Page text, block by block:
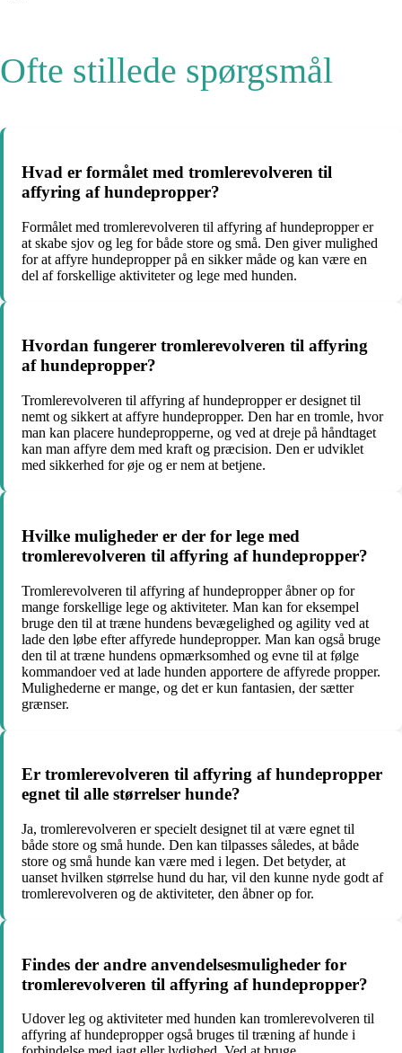
Ofte stillede spørgsmål
Hvad er formålet med tromlerevolveren til
affyring af hundepropper?
Formålet med tromlerevolveren til affyring af hundepropper er
at skabe sjov og leg for både store og små. Den giver mulighed
for at affyre hundepropper på en sikker måde og kan være en
del af forskellige aktiviteter og lege med hunden.
Hvordan fungerer tromlerevolveren til affyring
af hundepropper?
Tromlerevolveren til affyring af hundepropper er designet til
nemt og sikkert at affyre hundepropper. Den har en tromle, hvor
man kan placere hundepropperne, og ved at dreje på håndtaget
kan man affyre dem med kraft og præcision. Den er udviklet
med sikkerhed for øje og er nem at betjene.
Hvilke muligheder er der for lege med
tromlerevolveren til affyring af hundepropper?
Tromlerevolveren til affyring af hundepropper åbner op for
mange forskellige lege og aktiviteter. Man kan for eksempel
bruge den til at træne hundens bevægelighed og agility ved at
lade den løbe efter affyrede hundepropper. Man kan også bruge
den til at træne hundens opmærksomhed og evne til at følge
kommandoer ved at lade hunden apportere de affyrede propper.
Mulighederne er mange, og det er kun fantasien, der sætter
grænser.
Er tromlerevolveren til affyring af hundepropper
egnet til alle størrelser hunde?
Ja, tromlerevolveren er specielt designet til at være egnet til
både store og små hunde. Den kan tilpasses således, at både
store og små hunde kan være med i legen. Det betyder, at
uanset hvilken størrelse hund du har, vil den kunne nyde godt af
tromlerevolveren og de aktiviteter, den åbner op for.
Findes der andre anvendelsesmuligheder for
tromlerevolveren til affyring af hundepropper?
Udover leg og aktiviteter med hunden kan tromlerevolveren til
affyring af hundepropper også bruges til træning af hunde i